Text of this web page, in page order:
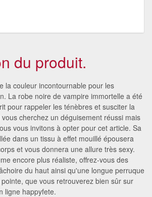
du produit.
la couleur incontournable pour les
La robe noire de vampire immortelle a été
pour rappeler les ténèbres et susciter la
cherchez un déguisement réussi mais
vous invitons à opter pour cet article. Sa
dans un tissu à effet mouillé épousera
et vous donnera une allure très sexy.
encore plus réaliste, offrez-vous des
du haut ainsi qu'une longue perruque
que vous retrouverez bien sûr sur
ligne happyfete.